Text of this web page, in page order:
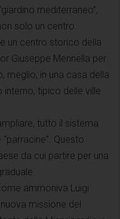
mediterraneo”,
solo un centro
un centro storico della
Giuseppe Mennella per
meglio, in una casa della
tipico delle ville
tutto il sistema
Questo
da cui partire per una
ammoniva Luigi
missione del